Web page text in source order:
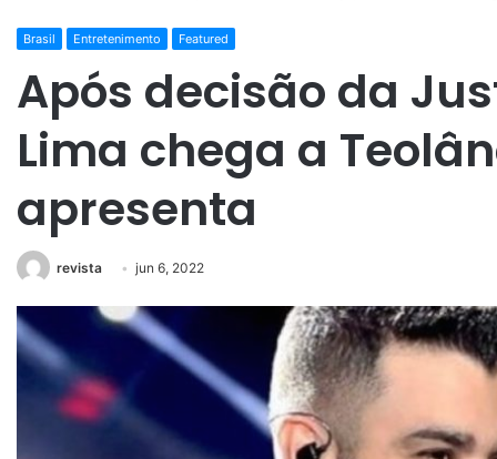
Brasil Entretenimento Featured
Após decisão da
Lima chega a
apresenta
revista jun 6, 2022